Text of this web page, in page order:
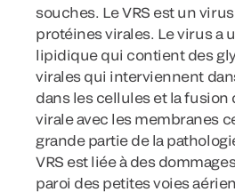
souches. Le VRS est un
protéines virales. Le virus a
lipidique qui contient des
virales qui interviennent
dans les cellules et la fusion
virale avec les membranes
grande partie de la
VRS est liée à des
paroi des petites voies